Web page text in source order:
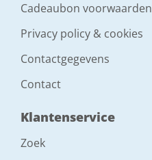
Cadeaubon voorwaarden
Privacy policy & cookies
Contactgegevens
Contact
Klantenservice
Zoek